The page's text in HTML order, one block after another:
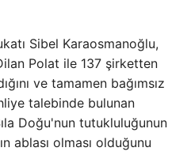
Sibel Karaosmanoğlu,
Polat ile 137 şirketten
ve tamamen bağımsız
talebinde bulunan
Doğu'nun tutukluluğunun
ablası olması olduğunu